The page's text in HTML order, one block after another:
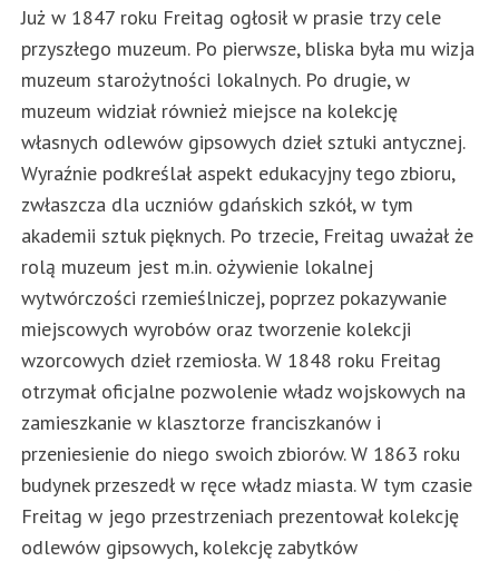
Już w 1847 roku Freitag ogłosił w prasie trzy cele
przyszłego muzeum. Po pierwsze, bliska była mu wizja
muzeum starożytności lokalnych. Po drugie, w
muzeum widział również miejsce na kolekcję
własnych odlewów gipsowych dzieł sztuki antycznej.
Wyraźnie podkreślał aspekt edukacyjny tego zbioru,
zwłaszcza dla uczniów gdańskich szkół, w tym
akademii sztuk pięknych. Po trzecie, Freitag uważał że
rolą muzeum jest m.in. ożywienie lokalnej
wytwórczości rzemieślniczej, poprzez pokazywanie
miejscowych wyrobów oraz tworzenie kolekcji
wzorcowych dzieł rzemiosła. W 1848 roku Freitag
otrzymał oficjalne pozwolenie władz wojskowych na
zamieszkanie w klasztorze franciszkanów i
przeniesienie do niego swoich zbiorów. W 1863 roku
budynek przeszedł w ręce władz miasta. W tym czasie
Freitag w jego przestrzeniach prezentował kolekcję
odlewów gipsowych, kolekcję zabytków